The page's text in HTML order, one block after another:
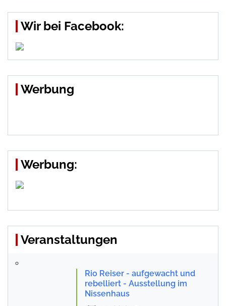
Wir bei Facebook:
Werbung
Werbung:
Veranstaltungen
Rio Reiser - aufgewacht und
rebelliert - Ausstellung im
Nissenhaus